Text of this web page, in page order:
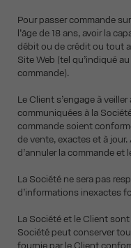
Pour passer commande
l’âge de 18 ans, avoir la
débit ou de crédit ou tout
Site Web (tel qu’indiqué
commande).
Le Client s’engage à
communiquées à la
commande soient
de vente, exactes et à
d’annuler la commande et
La Société ne sera pas
d’informations inexactes
La Société et le Client
Société peut conserver
fournie par le Client